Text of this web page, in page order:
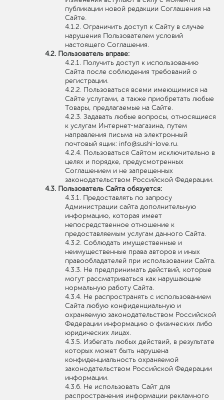
публикации новой редакции Соглашения на
Сайте.
Ограничить доступ к Сайту в случае
нарушения Пользователем условий
настоящего Соглашения.
Пользователь вправе:
Получить доступ к использованию
Сайта после соблюдения требований о
регистрации.
Пользоваться всеми имеющимися на
Сайте услугами, а также приобретать любые
Товары, предлагаемые на Сайте.
Задавать любые вопросы, относящиеся
к услугам Интернет-магазина, путем
направления письма на электронный
почтовый ящик: info@sushi-love.ru.
Пользоваться Сайтом исключительно в
целях и порядке, предусмотренных
Соглашением и не запрещенных
законодательством Российской Федерации.
Пользователь Сайта обязуется:
Предоставлять по запросу
Администрации сайта дополнительную
информацию, которая имеет
непосредственное отношение к
предоставляемым услугам данного Сайта.
Соблюдать имущественные и
неимущественные права авторов и иных
правообладателей при использовании Сайта.
Не предпринимать действий, которые
могут рассматриваться как нарушающие
нормальную работу Сайта.
Не распространять с использованием
Сайта любую конфиденциальную и
охраняемую законодательством Российской
Федерации информацию о физических либо
юридических лицах.
Избегать любых действий, в результате
которых может быть нарушена
конфиденциальность охраняемой
законодательством Российской Федерации
информации.
Не использовать Сайт для
распространения информации рекламного